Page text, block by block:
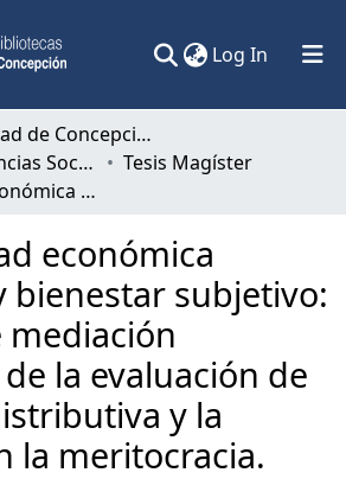
Log In (current)
Universidad de Concepción
Facultad de Ciencias Sociales
Tesis Magíster
Desigualdad económica percibida y bienestar subjetivo: modelo de mediación moderada de la evaluación de injusticia distributiva y la creencia en la meritocracia.
económica
bienestar subjetivo:
la evaluación de
y la
la meritocracia.